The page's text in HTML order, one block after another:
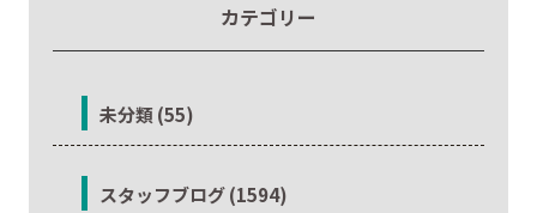
カテゴリー
未分類 (55)
スタッフブログ (1594)